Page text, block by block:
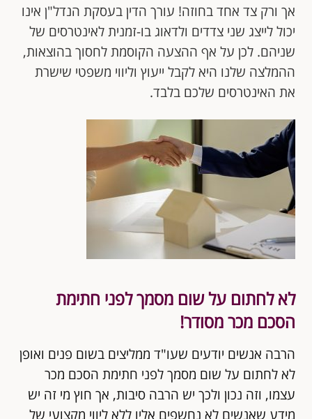
אך ורק צד אחד בחוזה! עורך הדין בעסקת הנדל"ן אינו
יכול לייצג שני צדדים ולדאוג בו-זמנית לאינטרסים של
שניהם. לכן על אף ההצעה הקוסמת לחסוך בהוצאות,
ההמלצה שלנו היא לקבל ייעוץ וליווי משפטי שישרת
את האינטרסים שלכם בלבד.
לא לחתום על שום מסמך לפני חתימת
הסכם מכר מסודר!
הרבה אנשים יודעים שעו"ד ממליצים בשום פנים ואופן
לא לחתום על שום מסמך לפני חתימת הסכם מכר
עצמו, וזה נכון ולכך יש הרבה סיבות, אך חוץ מי זה יש
מידע שאנשים לא נחשפים אליו ללא ליווי מקצועי של